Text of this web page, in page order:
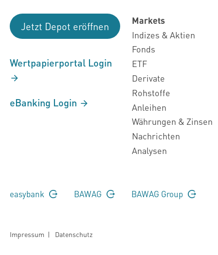
Jetzt Depot eröffnen
Wertpapierportal Login
eBanking Login
Markets
Indizes & Aktien
Fonds
ETF
Derivate
Rohstoffe
Anleihen
Währungen & Zinsen
Nachrichten
Analysen
easybank BAWAG BAWAG Group
Impressum | Datenschutz